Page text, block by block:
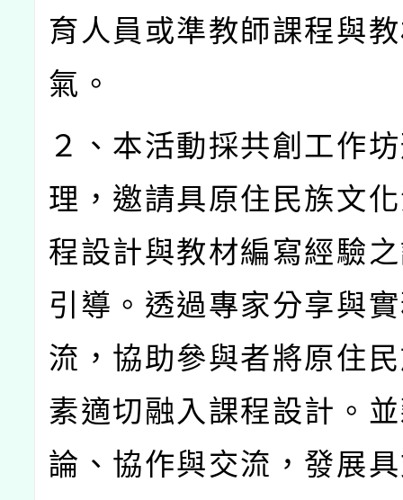
育人員或準教師課程與
氣。
２、本活動採共創工作
理，邀請具原住民族文
程設計與教材編寫經驗
引導。透過專家分享與
流，協助參與者將原住
素適切融入課程設計。
論、協作與交流，發展